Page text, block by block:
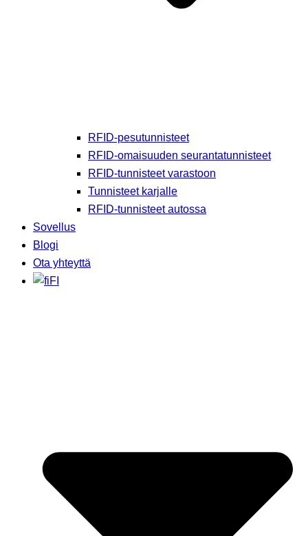
RFID-pesutunnisteet
RFID-omaisuuden seurantatunnisteet
RFID-tunnisteet varastoon
Tunnisteet karjalle
RFID-tunnisteet autossa
Sovellus
Blogi
Ota yhteyttä
FI